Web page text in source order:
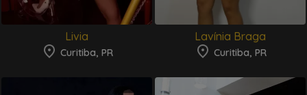
Livia
Curitiba, PR
Lavínia Braga
Curitiba, PR